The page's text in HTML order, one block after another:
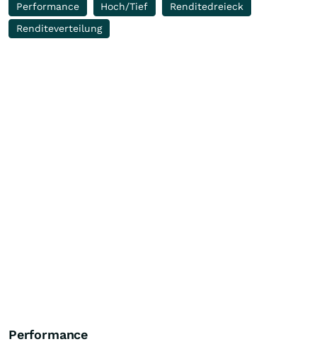
Performance Hoch/Tief
Renditedreieck
Renditeverteilung
Performance